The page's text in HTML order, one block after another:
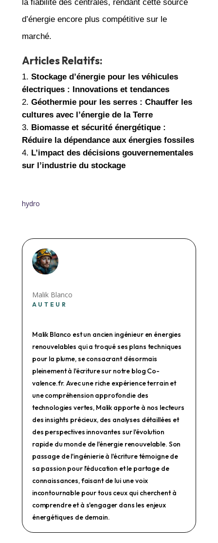
la fiabilité des centrales, rendant cette source
d’énergie encore plus compétitive sur le
marché.
Articles Relatifs:
Stockage d’énergie pour les véhicules
électriques : Innovations et tendances
Géothermie pour les serres : Chauffer les
cultures avec l’énergie de la Terre
Biomasse et sécurité énergétique :
Réduire la dépendance aux énergies fossiles
L’impact des décisions gouvernementales
sur l’industrie du stockage
hydro
Malik Blanco
AUTEUR
Malik Blanco est un ancien ingénieur en énergies
renouvelables qui a troqué ses plans techniques
pour la plume, se consacrant désormais
pleinement à l'écriture sur notre blog Co-
valence.fr. Avec une riche expérience terrain et
une compréhension approfondie des
technologies vertes, Malik apporte à nos lecteurs
des insights précieux, des analyses détaillées et
des perspectives innovantes sur l'évolution
rapide du monde de l'énergie renouvelable. Son
passage de l'ingénierie à l'écriture témoigne de
sa passion pour l'éducation et le partage de
connaissances, faisant de lui une voix
incontournable pour tous ceux qui cherchent à
comprendre et à s'engager dans les enjeux
énergétiques de demain.